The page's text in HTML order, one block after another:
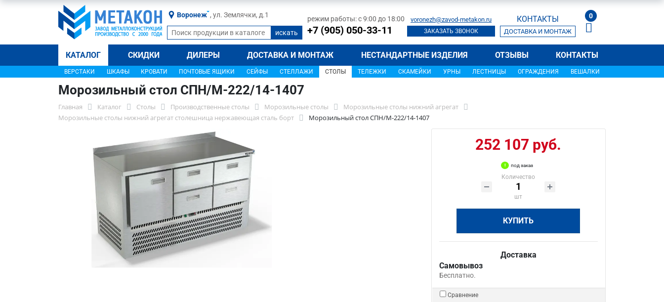
Воронеж , ул. Землячки, д.1 режим работы: с 9:00 до 18:00
+7 (905) 050-33-11
voronezh@zavod-metakon.ru
ЗАКАЗАТЬ ЗВОНОК
КОНТАКТЫ
ДОСТАВКА И МОНТАЖ
0
КАТАЛОГ СКИДКИ ДИЛЕРЫ ДОСТАВКА И МОНТАЖ НЕСТАНДАРТНЫЕ ИЗДЕЛИЯ ОТЗЫВЫ КОНТАКТЫ
ВЕРСТАКИ ШКАФЫ КРОВАТИ ПОЧТОВЫЕ ЯЩИКИ СЕЙФЫ СТЕЛЛАЖИ СТОЛЫ ТЕЛЕЖКИ СКАМЕЙКИ УРНЫ ЛЕСТНИЦЫ ОГРАЖДЕНИЯ ВЕШАЛКИ
Морозильный стол СПН/М-222/14-1407
Главная Каталог Столы Производственные столы Морозильные столы
Морозильные столы нижний агрегат
Морозильные столы нижний агрегат столешница нержавеющая сталь борт
Морозильный стол СПН/М-222/14-1407
252 107 руб.
под заказ
Количество
шт
КУПИТЬ
Доставка
Самовывоз
Бесплатно.
Сравнение